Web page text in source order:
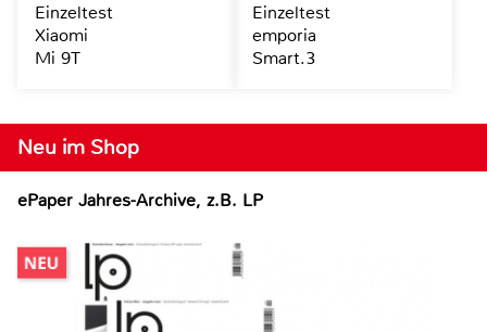
Neu im Shop
ePaper Jahres-Archive, z.B. LP
Einzeltest
Xiaomi
Mi 9T
Einzeltest
emporia
Smart.3